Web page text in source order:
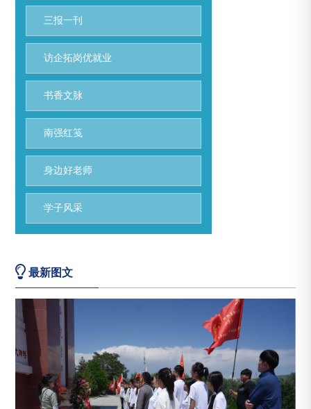
三报一刊
访企拓岗优就业
书香文脉
南强红笺
身边好老师
学子风采
最新图文